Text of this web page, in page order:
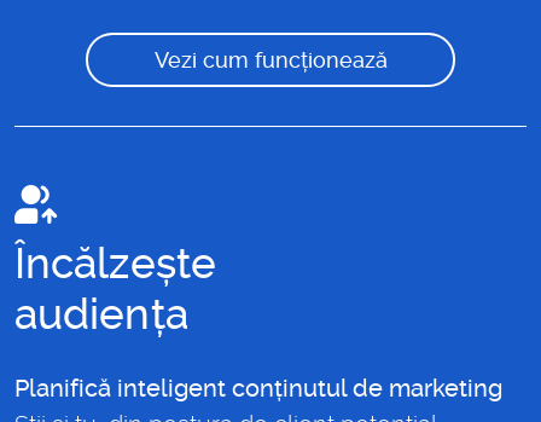
Vezi cum funcționează
Încălzește
audiența
Planifică inteligent conținutul de marketing